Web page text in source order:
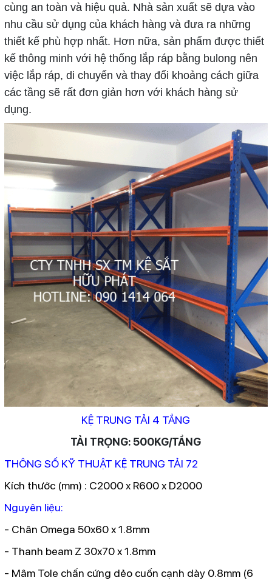
cùng an toàn và hiệu quả. Nhà sản xuất sẽ dựa vào
nhu cầu sử dụng của khách hàng và đưa ra những
thiết kế phù hợp nhất. Hơn nữa, sản phẩm được thiết
kế thông minh với hệ thống lắp ráp bằng bulong nên
việc lắp ráp, di chuyển và thay đổi khoảng cách giữa
các tầng sẽ rất đơn giản hơn với khách hàng sử
dụng.
KỆ TRUNG TẢI 4 TẦNG
TẢI TRỌNG: 500KG/TẦNG
THÔNG SỐ KỸ THUẬT KỆ TRUNG TẢI 72
Kích thước (mm) : C2000 x R600 x D2000
Nguyên liệu:
- Chân Omega 50x60 x 1.8mm
- Thanh beam Z 30x70 x 1.8mm
- Mâm Tole chấn cứng dẻo cuốn cạnh dày 0.8mm (6